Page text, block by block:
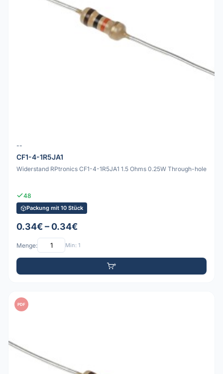
--
CF1-4-1R5JA1
Widerstand RPtronics CF1-4-1R5JA1 1.5 Ohms 0.25W Through-hole
48
Packung mit 10 Stück
0.34€ – 0.34€
Menge: Min: 1
PDF